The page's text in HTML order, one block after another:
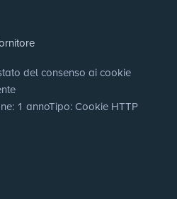
del consenso ai cookie
: 1 annoTipo: Cookie HTTP